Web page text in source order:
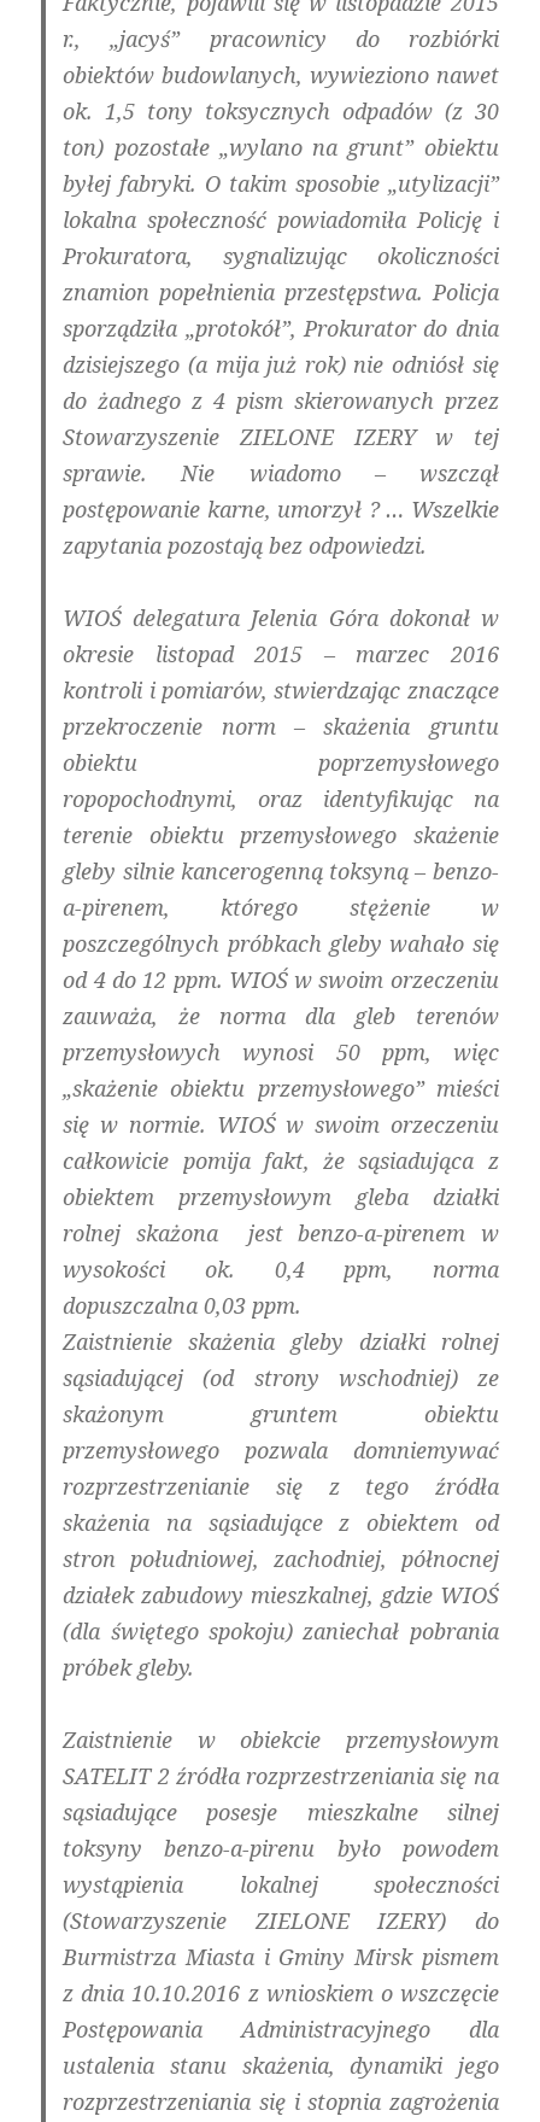
r., „jacyś” pracownicy do rozbiórki
obiektów budowlanych, wywieziono nawet
ok. 1,5 tony toksycznych odpadów (z 30
ton) pozostałe „wylano na grunt”obiektu
byłej fabryki. O takim sposobie „utylizacji”
lokalna społeczność powiadomiła Policję i
Prokuratora, sygnalizując okoliczności
znamion popełnienia przestępstwa. Policja
sporządziła „protokół”, Prokurator do dnia
dzisiejszego (a mija już rok) nie odniósł się
do żadnego z 4 pism skierowanych przez
Stowarzyszenie ZIELONE IZERY w tej
sprawie. Nie wiadomo – wszczął
postępowanie karne, umorzył ? … Wszelkie
zapytania pozostają bez odpowiedzi.
WIOŚ delegatura Jelenia Góra dokonał w
okresie listopad 2015 – marzec 2016
kontroli i pomiarów, stwierdzając znaczące
przekroczenie norm – skażenia gruntu
obiektu poprzemysłowego
ropopochodnymi, oraz identyfikując na
terenie obiektu przemysłowego skażenie
gleby silnie kancerogenną toksyną – benzo-
a-pirenem, którego stężenie w
poszczególnych próbkach gleby wahało się
od 4 do 12 ppm. WIOŚ w swoim orzeczeniu
zauważa, że norma dla gleb terenów
przemysłowych wynosi 50 ppm, więc
„skażenie obiektu przemysłowego” mieści
się w normie. WIOŚ w swoim orzeczeniu
całkowicie pomija fakt, że sąsiadująca z
obiektem przemysłowym gleba działki
rolnej skażona jest benzo-a-pirenem w
wysokości ok. 0,4 ppm, norma
dopuszczalna 0,03 ppm.
Zaistnienie skażenia gleby działki rolnej
sąsiadującej (od strony wschodniej) ze
skażonym gruntem obiektu
przemysłowego pozwala domniemywać
rozprzestrzenianie się z tego źródła
skażenia na sąsiadujące z obiektem od
stron południowej, zachodniej, północnej
działek zabudowy mieszkalnej, gdzie WIOŚ
(dla świętego spokoju) zaniechał pobrania
próbek gleby.
Zaistnienie w obiekcie przemysłowym
SATELIT 2 źródła rozprzestrzeniania się na
sąsiadujące posesje mieszkalne silnej
toksyny benzo-a-pirenu było powodem
wystąpienia lokalnej społeczności
(Stowarzyszenie ZIELONE IZERY) do
Burmistrza Miasta i Gminy Mirsk pismem
z dnia 10.10.2016 z wnioskiem o wszczęcie
Postępowania Administracyjnego dla
ustalenia stanu skażenia, dynamiki jego
rozprzestrzeniania się i stopnia zagrożenia